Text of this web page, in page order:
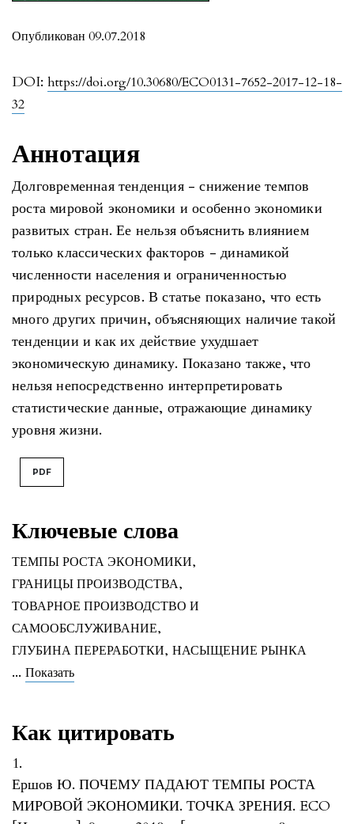
DOI: https://doi.org/10.30680/ECO0131-7652-2017-12-18-
32
Опубликован 09.07.2018
Ключевые слова
ТЕМПЫ РОСТА ЭКОНОМИКИ,
ГРАНИЦЫ ПРОИЗВОДСТВА,
ТОВАРНОЕ ПРОИЗВОДСТВО И
САМООБСЛУЖИВАНИЕ,
ГЛУБИНА ПЕРЕРАБОТКИ, НАСЫЩЕНИЕ РЫНКА
... Показать
Как цитировать
1.
Ершов Ю. ПОЧЕМУ ПАДАЮТ ТЕМПЫ РОСТА
МИРОВОЙ ЭКОНОМИКИ. ТОЧКА ЗРЕНИЯ. ECO
Аннотация
Долговременная тенденция - снижение темпов
роста мировой экономики и особенно экономики
развитых стран. Ее нельзя объяснить влиянием
только классических факторов - динамикой
численности населения и ограниченностью
природных ресурсов. В статье показано, что есть
много других причин, объясняющих наличие такой
тенденции и как их действие ухудшает
экономическую динамику. Показано также, что
нельзя непосредственно интерпретировать
статистические данные, отражающие динамику
уровня жизни.
PDF